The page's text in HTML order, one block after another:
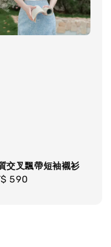
交叉飄帶短袖襯衫
590